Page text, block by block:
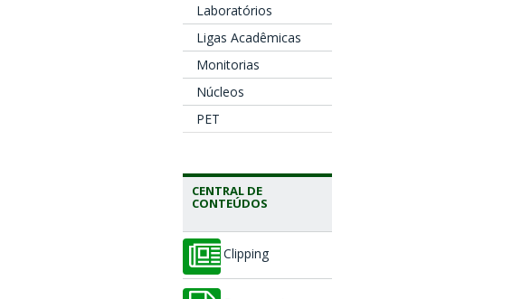
Laboratórios
Ligas Acadêmicas
Monitorias
Núcleos
PET
CENTRAL DE
CONTEÚDOS
Clipping